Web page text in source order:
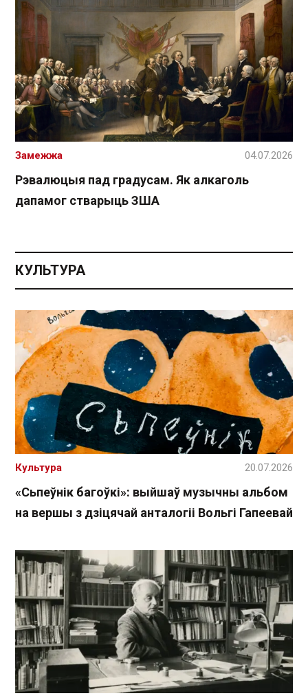
Рэвалюцыя пад градусам. Як алкаголь
дапамог стварыць ЗША
Замежжа 04.07.2026
КУЛЬТУРА
«Сьпеўнік багоўкі»: выйшаў музычны альбом
на вершы з дзіцячай анталогіі Вольгі Гапеевай
Культура 20.07.2026